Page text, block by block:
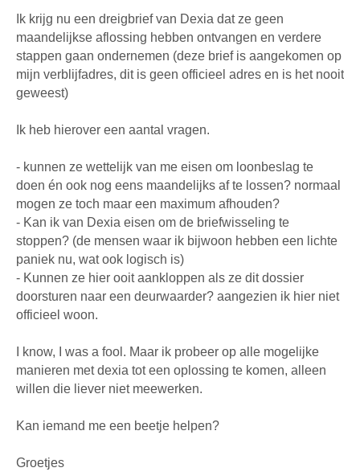
Ik krijg nu een dreigbrief van Dexia dat ze geen
maandelijkse aflossing hebben ontvangen en verdere
stappen gaan ondernemen (deze brief is aangekomen op
mijn verblijfadres, dit is geen officieel adres en is het nooit
geweest)
Ik heb hierover een aantal vragen.
- kunnen ze wettelijk van me eisen om loonbeslag te
doen én ook nog eens maandelijks af te lossen? normaal
mogen ze toch maar een maximum afhouden?
- Kan ik van Dexia eisen om de briefwisseling te
stoppen? (de mensen waar ik bijwoon hebben een lichte
paniek nu, wat ook logisch is)
- Kunnen ze hier ooit aankloppen als ze dit dossier
doorsturen naar een deurwaarder? aangezien ik hier niet
officieel woon.
I know, I was a fool. Maar ik probeer op alle mogelijke
manieren met dexia tot een oplossing te komen, alleen
willen die liever niet meewerken.
Kan iemand me een beetje helpen?
Groetjes